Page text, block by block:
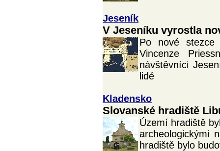
Jeseník
V Jeseníku vyrostla
Po nové stezce
Vincenze
návštěvníci
lidé
Kladensko
Slovanské hradiště
Území hradiště
archeologickými
hradiště bylo